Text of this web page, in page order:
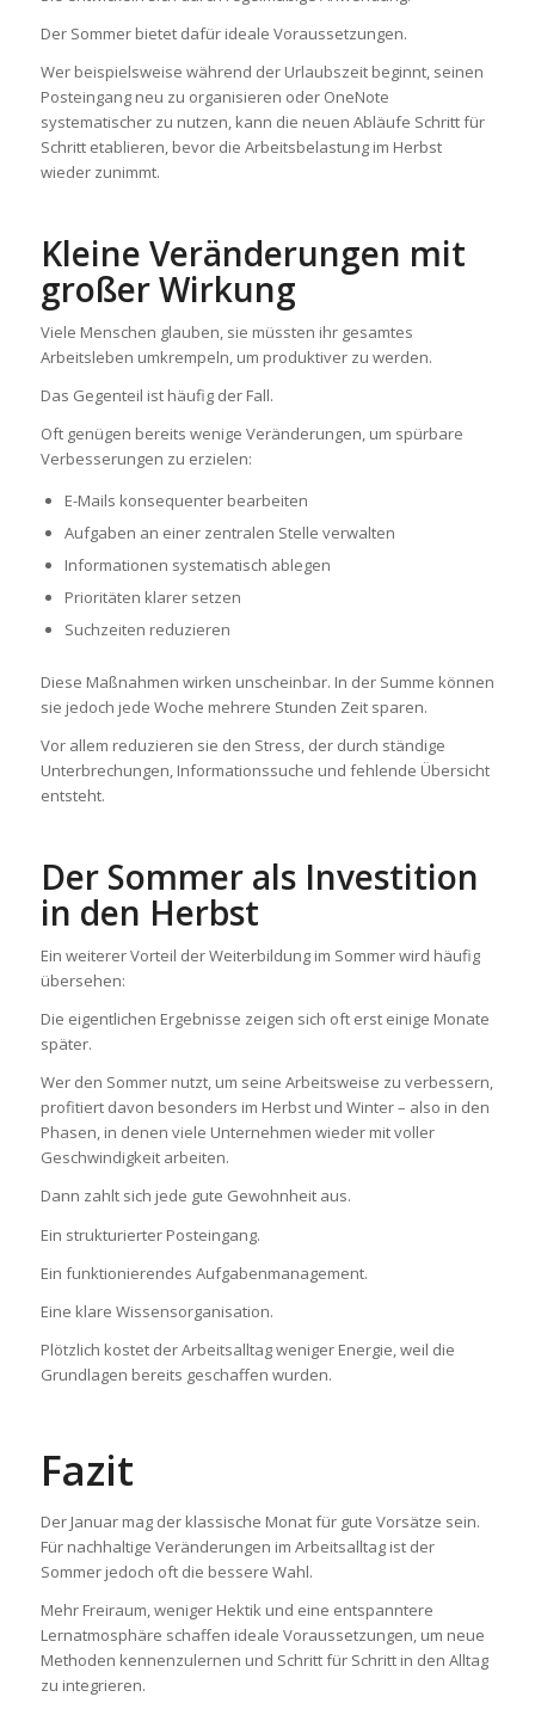
Der Sommer bietet dafür ideale Voraussetzungen.
Wer beispielsweise während der Urlaubszeit beginnt, seinen
Posteingang neu zu organisieren oder OneNote
systematischer zu nutzen, kann die neuen Abläufe Schritt für
Schritt etablieren, bevor die Arbeitsbelastung im Herbst
wieder zunimmt.
Kleine Veränderungen mit
großer Wirkung
Viele Menschen glauben, sie müssten ihr gesamtes
Arbeitsleben umkrempeln, um produktiver zu werden.
Das Gegenteil ist häufig der Fall.
Oft genügen bereits wenige Veränderungen, um spürbare
Verbesserungen zu erzielen:
E-Mails konsequenter bearbeiten
Aufgaben an einer zentralen Stelle verwalten
Informationen systematisch ablegen
Prioritäten klarer setzen
Suchzeiten reduzieren
Diese Maßnahmen wirken unscheinbar. In der Summe können
sie jedoch jede Woche mehrere Stunden Zeit sparen.
Vor allem reduzieren sie den Stress, der durch ständige
Unterbrechungen, Informationssuche und fehlende Übersicht
entsteht.
Der Sommer als Investition
in den Herbst
Ein weiterer Vorteil der Weiterbildung im Sommer wird häufig
übersehen:
Die eigentlichen Ergebnisse zeigen sich oft erst einige Monate
später.
Wer den Sommer nutzt, um seine Arbeitsweise zu verbessern,
profitiert davon besonders im Herbst und Winter – also in den
Phasen, in denen viele Unternehmen wieder mit voller
Geschwindigkeit arbeiten.
Dann zahlt sich jede gute Gewohnheit aus.
Ein strukturierter Posteingang.
Ein funktionierendes Aufgabenmanagement.
Eine klare Wissensorganisation.
Plötzlich kostet der Arbeitsalltag weniger Energie, weil die
Grundlagen bereits geschaffen wurden.
Fazit
Der Januar mag der klassische Monat für gute Vorsätze sein.
Für nachhaltige Veränderungen im Arbeitsalltag ist der
Sommer jedoch oft die bessere Wahl.
Mehr Freiraum, weniger Hektik und eine entspanntere
Lernatmosphäre schaffen ideale Voraussetzungen, um neue
Methoden kennenzulernen und Schritt für Schritt in den Alltag
zu integrieren.